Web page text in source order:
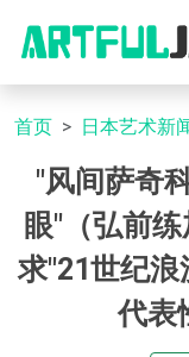
首页 日本艺术新
"风间萨奇
眼"（弘前
求"21世纪浪
代表